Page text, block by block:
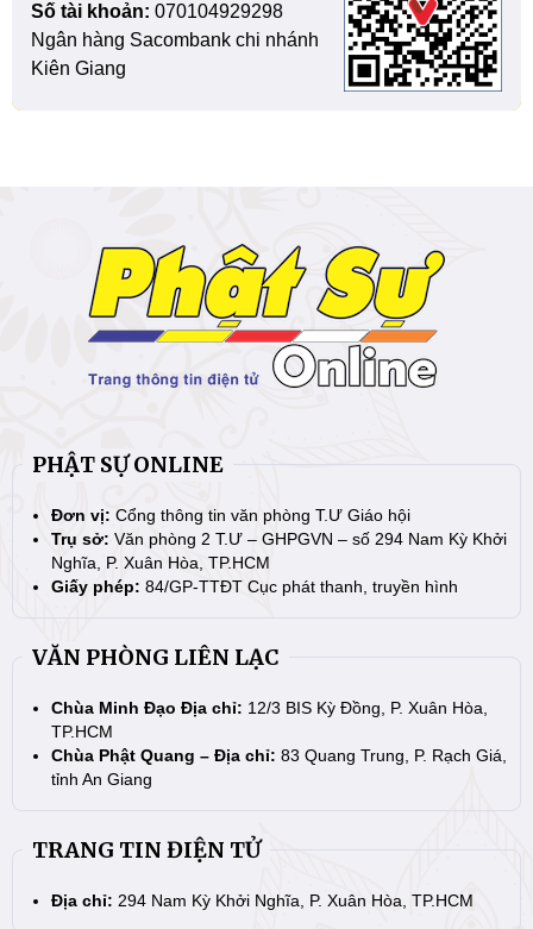
Số tài khoản: 070104929298
Ngân hàng Sacombank chi nhánh
Kiên Giang
PHẬT SỰ ONLINE
Đơn vị: Cổng thông tin văn phòng T.Ư Giáo hội
Trụ sở: Văn phòng 2 T.Ư – GHPGVN – số 294 Nam Kỳ Khởi
Nghĩa, P. Xuân Hòa, TP.HCM
Giấy phép: 84/GP-TTĐT Cục phát thanh, truyền hình
VĂN PHÒNG LIÊN LẠC
Chùa Minh Đạo Địa chỉ: 12/3 BIS Kỳ Đồng, P. Xuân Hòa,
TP.HCM
Chùa Phật Quang – Địa chỉ: 83 Quang Trung, P. Rạch Giá,
tỉnh An Giang
TRANG TIN ĐIỆN TỬ
Địa chỉ: 294 Nam Kỳ Khởi Nghĩa, P. Xuân Hòa, TP.HCM